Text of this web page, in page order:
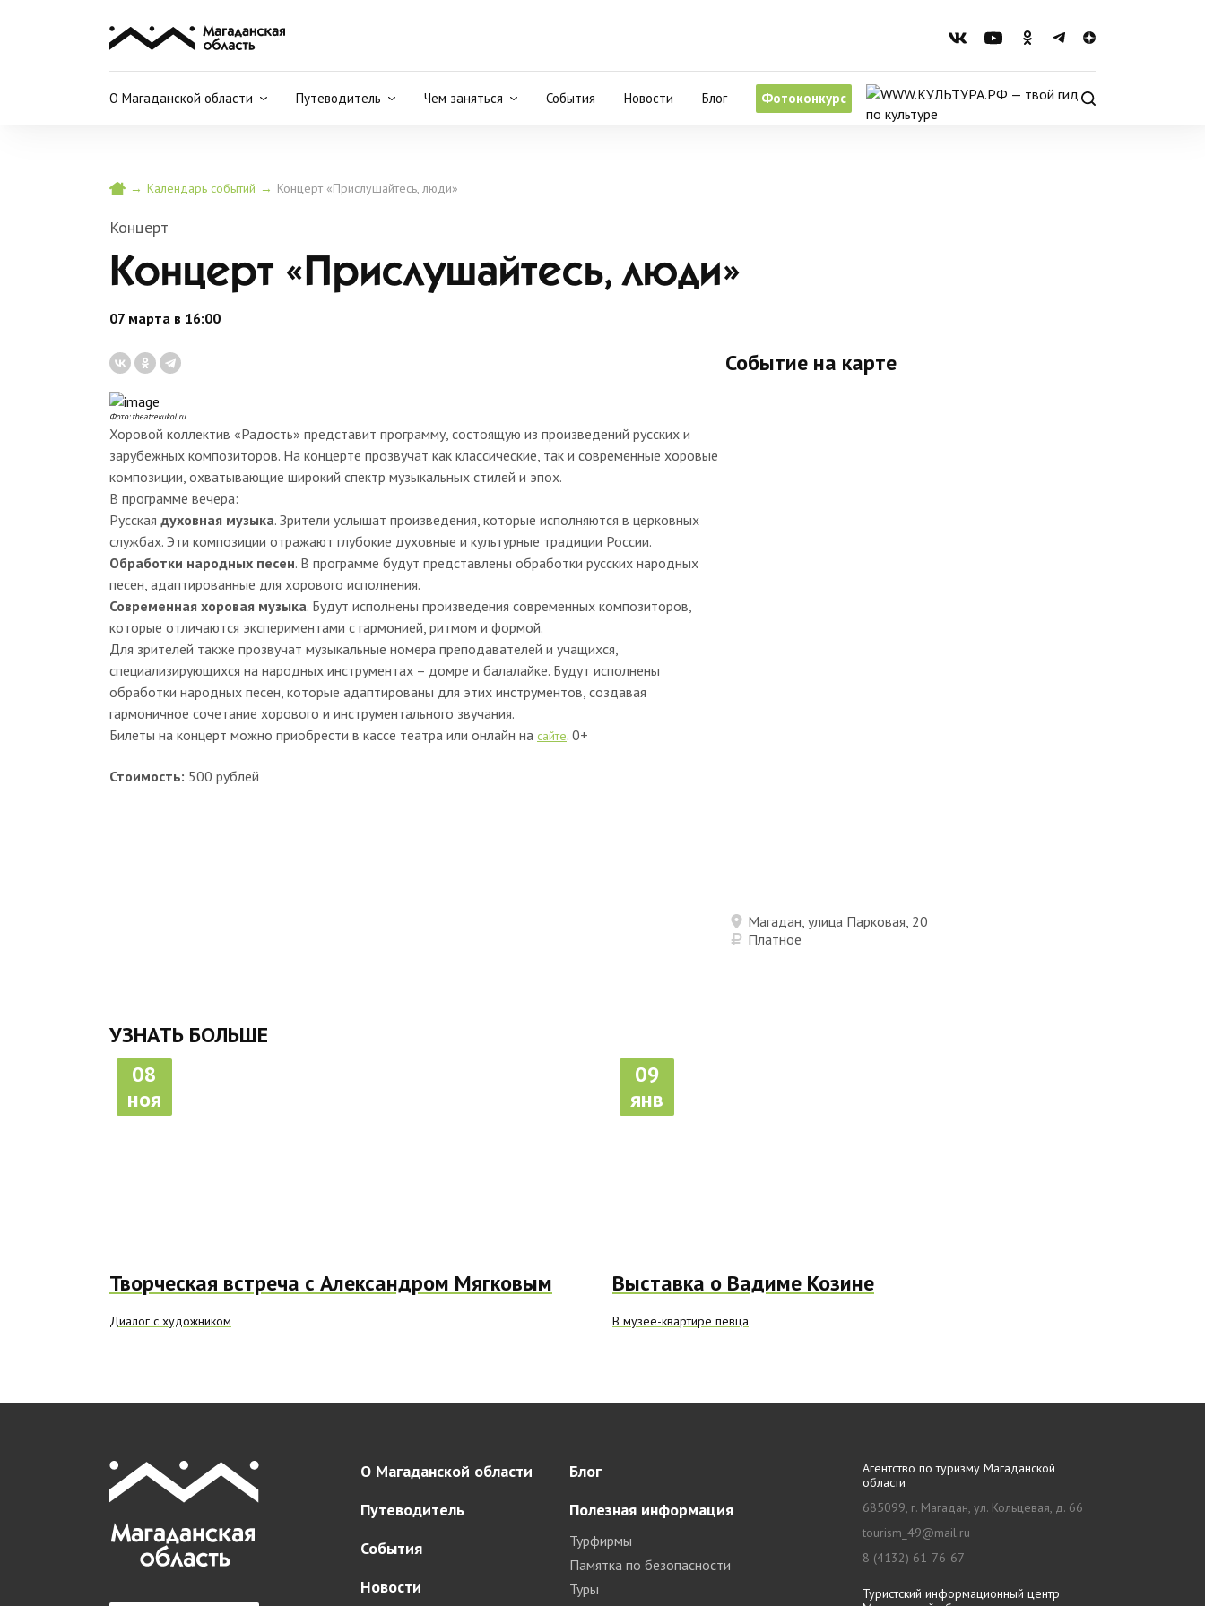
О Магаданской области Путеводитель Чем заняться События Новости Блог Фотоконкурс
→ Календарь событий → Концерт «Прислушайтесь, люди»
Концерт
Концерт «Прислушайтесь, люди»
07 марта в 16:00
Фото: theatrekukol.ru
Хоровой коллектив «Радость» представит программу, состоящую из произведений русских и
зарубежных композиторов. На концерте прозвучат как классические, так и современные хоровые
композиции, охватывающие широкий спектр музыкальных стилей и эпох.
В программе вечера:
Русская духовная музыка. Зрители услышат произведения, которые исполняются в церковных
службах. Эти композиции отражают глубокие духовные и культурные традиции России.
Обработки народных песен. В программе будут представлены обработки русских народных
песен, адаптированные для хорового исполнения.
Современная хоровая музыка. Будут исполнены произведения современных композиторов,
которые отличаются экспериментами с гармонией, ритмом и формой.
Для зрителей также прозвучат музыкальные номера преподавателей и учащихся,
специализирующихся на народных инструментах – домре и балалайке. Будут исполнены
обработки народных песен, которые адаптированы для этих инструментов, создавая
гармоничное сочетание хорового и инструментального звучания.
Билеты на концерт можно приобрести в кассе театра или онлайн на сайте. 0+
Стоимость: 500 рублей
Событие на карте
Магадан, улица Парковая, 20
Платное
УЗНАТЬ БОЛЬШЕ
08
ноя
Творческая встреча с Александром Мягковым
Диалог с художником
09
янв
Выставка о Вадиме Козине
В музее-квартире певца
О Магаданской области
Путеводитель
События
Новости
Блог
Полезная информация
Турфирмы
Памятка по безопасности
Туры
Агентство по туризму Магаданской
области
685099, г. Магадан, ул. Кольцевая, д. 66
tourism_49@mail.ru
8 (4132) 61-76-67
Туристский информационный центр